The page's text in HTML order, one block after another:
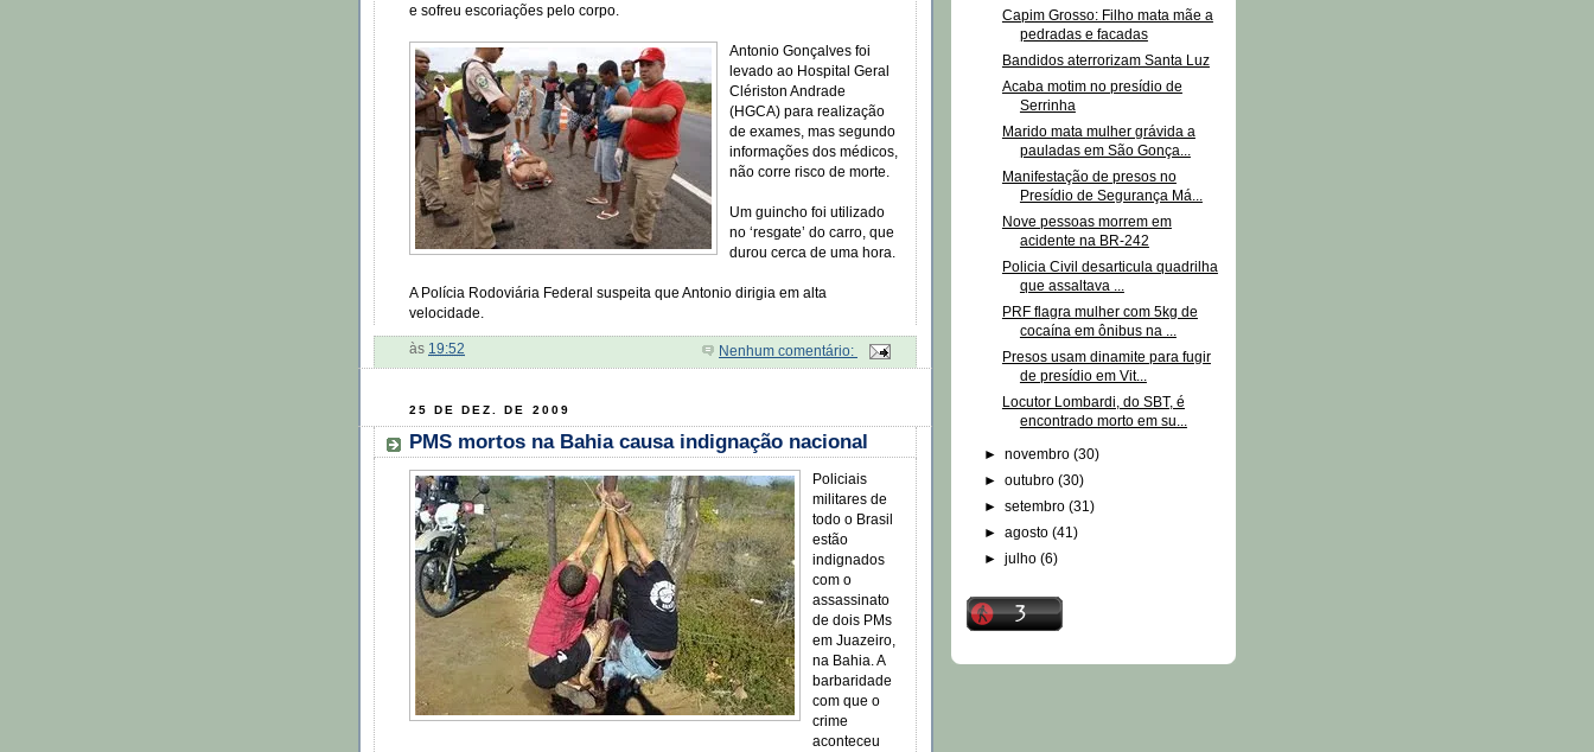
e sofreu escoriações pelo corpo.
Antonio Gonçalves foi
levado ao Hospital Geral
Clériston Andrade
(HGCA) para realização
de exames, mas segundo
informações dos médicos,
não corre risco de morte.
Um guincho foi utilizado
no ‘resgate’ do carro, que
durou cerca de uma hora.
A Polícia Rodoviária Federal suspeita que Antonio dirigia em alta
velocidade.
às 19:52 Nenhum comentário:
25 DE DEZ. DE 2009
PMS mortos na Bahia causa indignação nacional
Policiais
militares de
todo o Brasil
estão
indignados
com o
assassinato
de dois PMs
em Juazeiro,
na Bahia. A
barbaridade
com que o
crime
aconteceu
Capim Grosso: Filho mata mãe a
pedradas e facadas
Bandidos aterrorizam Santa Luz
Acaba motim no presídio de
Serrinha
Marido mata mulher grávida a
pauladas em São Gonça...
Manifestação de presos no
Presídio de Segurança Má...
Nove pessoas morrem em
acidente na BR-242
Policia Civil desarticula quadrilha
que assaltava ...
PRF flagra mulher com 5kg de
cocaína em ônibus na ...
Presos usam dinamite para fugir
de presídio em Vit...
Locutor Lombardi, do SBT, é
encontrado morto em su...
►novembro(30)
►outubro(30)
►setembro(31)
►agosto(41)
►julho(6)